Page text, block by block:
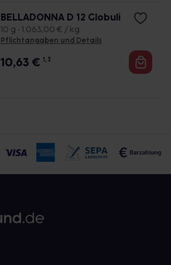
BELLADONNA D 12 Globuli
10 g • 1.063,00 € / kg
Pflichtangaben und Details
10,63 € 1, 3